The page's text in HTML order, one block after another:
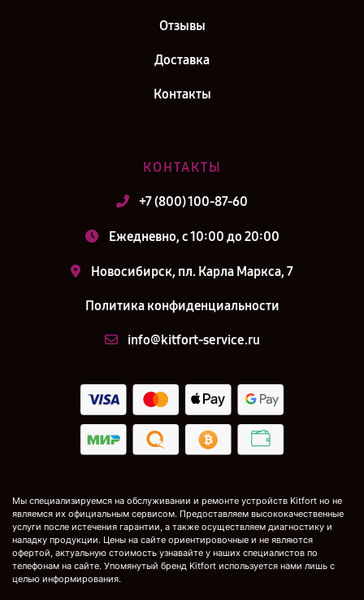
Отзывы
Доставка
Контакты
КОНТАКТЫ
+7 (800) 100-87-60
Ежедневно, с 10:00 до 20:00
Новосибирск, пл. Карла Маркса, 7
Политика конфиденциальности
info@kitfort-service.ru
Мы специализируемся на обслуживании и ремонте устройств Kitfort но не
являемся их официальным сервисом. Предоставляем высококачественные
услуги после истечения гарантии, а также осуществляем диагностику и
наладку продукции. Цены на сайте ориентировочные и не являются
офертой, актуальную стоимость узнавайте у наших специалистов по
телефонам на сайте. Упомянутый бренд Kitfort используется нами лишь с
целью информирования.